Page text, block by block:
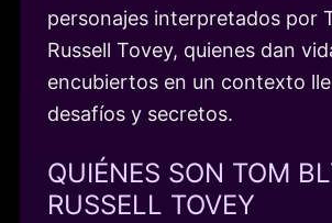
personajes interpretados por
Russell Tovey, quienes dan
encubiertos en un contexto
desafíos y secretos.
QUIÉNES SON TOM
RUSSELL TOVEY